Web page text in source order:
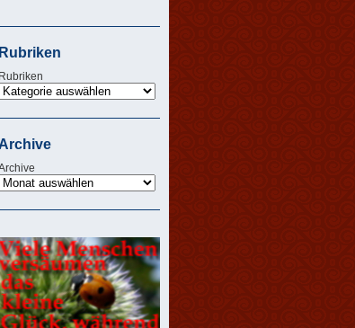
Rubriken
Rubriken
Archive